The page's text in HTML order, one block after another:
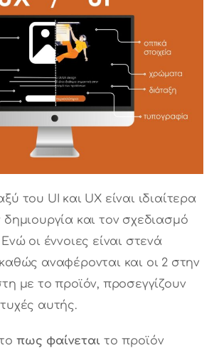
του UI και UX είναι ιδιαίτερα
και τον σχεδιασμό
οι έννοιες είναι στενά
αναφέρονται και οι 2 στην
με το προϊόν, προσεγγίζουν
αυτής.
πως φαίνεται το προϊόν